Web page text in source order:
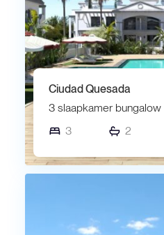
Ciudad Quesada
3 slaapkamer bungalow
3
2